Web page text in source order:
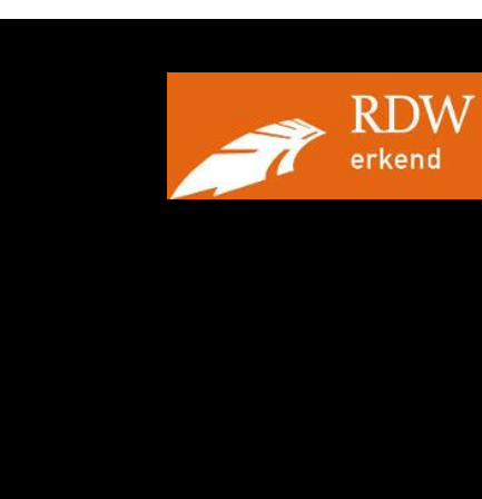
Sportvelgen
Warmtewerende voorruit
Xenon koplampen